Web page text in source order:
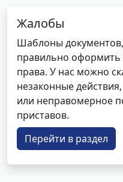
Жалобы
Шаблоны
правильно оформить
права. У нас можно
незаконные
или неправомерное
приставов.
Перейти в раздел